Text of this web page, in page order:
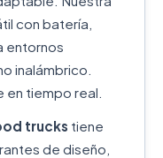
con batería,
entornos
inalámbrico.
en tiempo real.
trucks tiene
de diseño,